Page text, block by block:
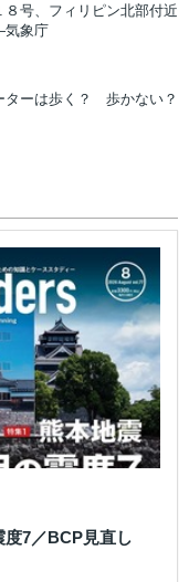
８号、フィリピン北部付近
気象庁
ターは歩く？ 歩かない？
7／BCP見直し